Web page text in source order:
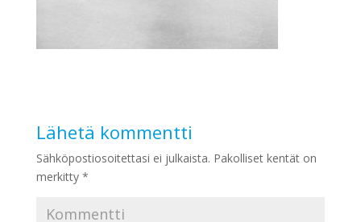
Lähetä kommentti
Sähköpostiosoitettasi ei julkaista. Pakolliset kentät on
merkitty *